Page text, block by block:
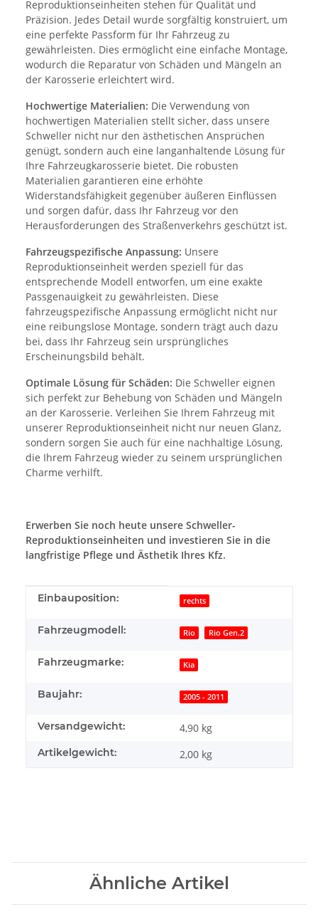
Reproduktionseinheiten stehen für Qualität und
Präzision. Jedes Detail wurde sorgfältig konstruiert, um
eine perfekte Passform für Ihr Fahrzeug zu
gewährleisten. Dies ermöglicht eine einfache Montage,
wodurch die Reparatur von Schäden und Mängeln an
der Karosserie erleichtert wird.
Hochwertige Materialien: Die Verwendung von
hochwertigen Materialien stellt sicher, dass unsere
Schweller nicht nur den ästhetischen Ansprüchen
genügt, sondern auch eine langanhaltende Lösung für
Ihre Fahrzeugkarosserie bietet. Die robusten
Materialien garantieren eine erhöhte
Widerstandsfähigkeit gegenüber äußeren Einflüssen
und sorgen dafür, dass Ihr Fahrzeug vor den
Herausforderungen des Straßenverkehrs geschützt ist.
Fahrzeugspezifische Anpassung: Unsere
Reproduktionseinheit werden speziell für das
entsprechende Modell entworfen, um eine exakte
Passgenauigkeit zu gewährleisten. Diese
fahrzeugspezifische Anpassung ermöglicht nicht nur
eine reibungslose Montage, sondern trägt auch dazu
bei, dass Ihr Fahrzeug sein ursprüngliches
Erscheinungsbild behält.
Optimale Lösung für Schäden: Die Schweller eignen
sich perfekt zur Behebung von Schäden und Mängeln
an der Karosserie. Verleihen Sie Ihrem Fahrzeug mit
unserer Reproduktionseinheit nicht nur neuen Glanz,
sondern sorgen Sie auch für eine nachhaltige Lösung,
die Ihrem Fahrzeug wieder zu seinem ursprünglichen
Charme verhilft.
Erwerben Sie noch heute unsere Schweller-
Reproduktionseinheiten und investieren Sie in die
langfristige Pflege und Ästhetik Ihres Kfz.
Produkteigenschaft
Wert
Einbauposition: rechts
Fahrzeugmodell: Rio Rio Gen.2
Fahrzeugmarke: Kia
Baujahr: 2005 - 2011
Versandgewicht: 4,90 kg
Artikelgewicht: 2,00 kg
Ähnliche Artikel